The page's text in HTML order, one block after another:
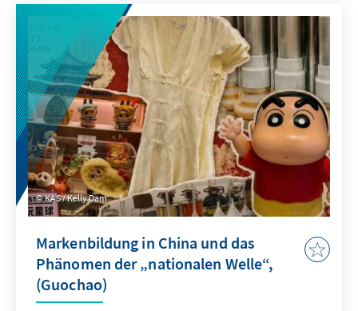
entsprechend hoch: Sie versprach einen
grundlegenden politischen und
wirtschaftlichen Neuanfang, mehr
Transparenz, stärkere Souveränität und eine
gerechtere Verteilung der wirtschaftlichen
Chancen. Zwei Jahre später fällt die Bilanz
gemischt aus. Ambitionierten
Reformvorhaben und der langfristigen
Entwicklungsagenda der „Vision Sénégal
2050“ stehen wirtschaftliche
Herausforderungen, eine Schuldenkrise und
ehemaligen Führungsallianz gegenüber.
Zugleich gelingt es Senegal, seine
außenpolitische Bedeutung in Westafrika und
KAS / Kelly Dam
Markenbildung in China und das
Phänomen der „nationalen Welle“,
(Guochao)